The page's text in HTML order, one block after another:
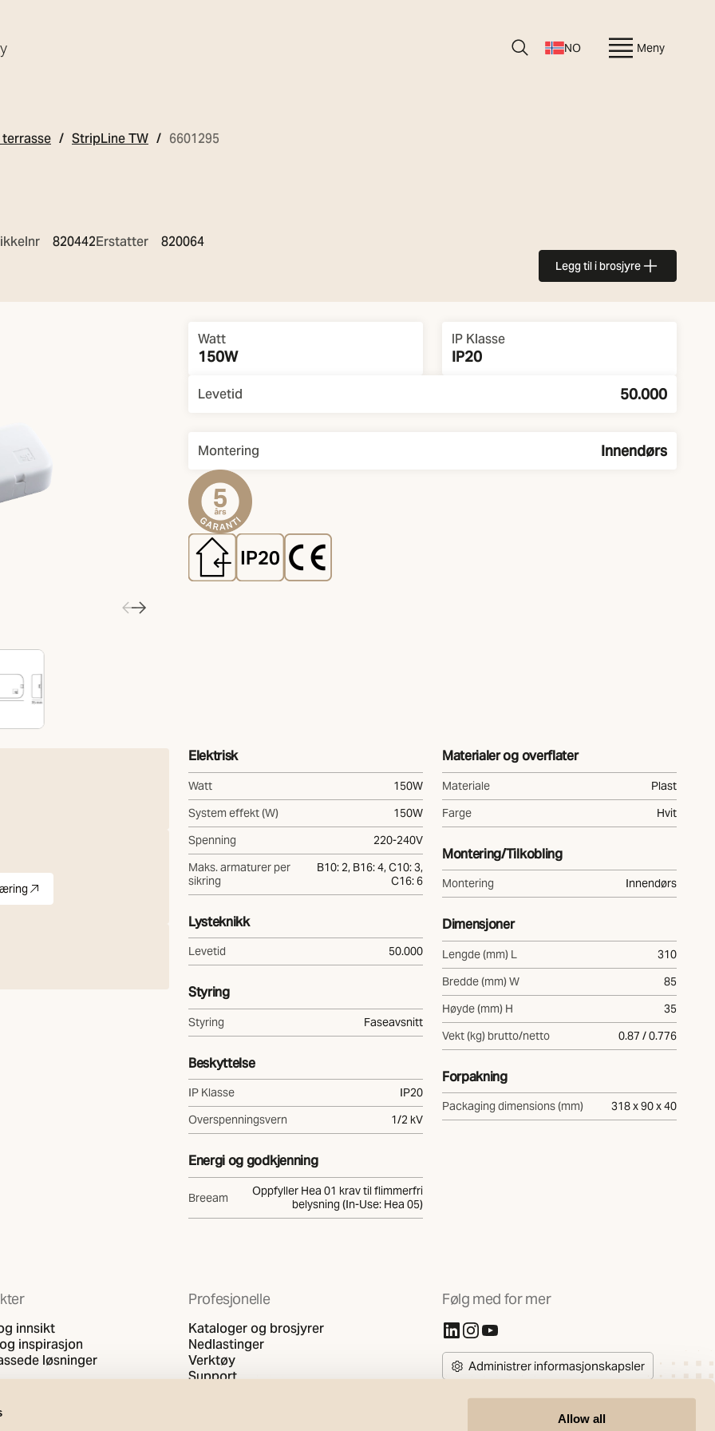
Allow all
NO Meny
StripLine TW 6601295
820442Erstatter
820064
Legg til i brosjyre
Overview
Watt
150W
IP Klasse
IP20
Levetid 50.000
Montering Innendørs
i ny fane)
Elektrisk
Watt
150W
System effekt (W)
150W
Spenning
220-240V
Maks. armaturer per
sikring
B10: 2, B16: 4, C10: 3,
C16: 6
Lysteknikk
Levetid 50.000
Styring
Styring Faseavsnitt
Beskyttelse
IP Klasse
IP20
Overspenningsvern
1/2 kV
Energi og godkjenning
Breeam
Oppfyller Hea 01 krav til flimmerfri
belysning (In-Use: Hea 05)
Materialer og overflater
Materiale
Plast
Farge
Hvit
Montering/Tilkobling
Montering Innendørs
Dimensjoner
Lengde (mm) L
310
Bredde (mm) W
85
Høyde (mm) H
35
Vekt (kg) brutto/netto
0.87 / 0.776
Forpakning
Packaging dimensions (mm) 318 x 90 x 40
innsikt
inspirasjon
løsninger
Profesjonelle
Kataloger og brosjyrer
Nedlastinger
Verktøy
Support
Følg med for mer
(Åpnes i ny fane)
(Åpnes i ny fane)
(Åpnes i ny fane)
Administrer informasjonskapsler